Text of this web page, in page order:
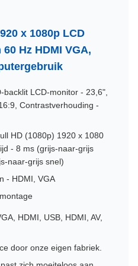
x 1080p LCD
Hz HDMI VGA,
backlit LCD-monitor - 23,6",
Contrastverhouding -
HD (1080p) 1920 x 1080
- 8 ms (grijs-naar-grijs
naar-grijs snel)
- HDMI, VGA
HDMI, USB, HDMI, AV,
door onze eigen fabriek.